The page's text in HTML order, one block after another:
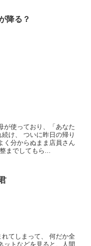
降る？
が使っており、「あなた
け、 ついに昨日の帰り
く分からぬまま店員さん
までしてもら...
てしまって、 何だか全
ットなどを見ると、人間